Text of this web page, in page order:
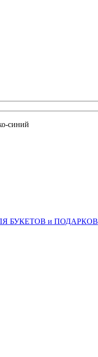
синий
БУКЕТОВ и ПОДАРКОВ